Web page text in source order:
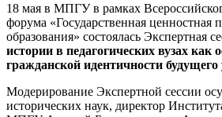
18 мая в МПГУ в рамках
форума «Государственная ценностная
образования» состоялась Экспертная
истории в педагогических вузах
гражданской идентичности будущего
Модерирование Экспертной сессии
исторических наук, директор